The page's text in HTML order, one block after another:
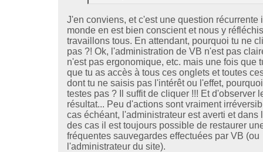
J'en conviens, et c'est une question récurrente
monde en est bien conscient et nous y
travaillons tous. En attendant, pourquoi tu ne
pas ?! Ok, l'administration de VB n'est pas
n'est pas ergonomique, etc. mais une fois que
que tu as accès à tous ces onglets et toutes
dont tu ne saisis pas l'intérêt ou l'effet,
testes pas ? Il suffit de cliquer !!! Et d'observer
résultat... Peu d'actions sont vraiment
cas échéant, l'administrateur est averti et dans
des cas il est toujours possible de restaurer
fréquentes sauvegardes effectuées par VB (ou
l'administrateur du site).